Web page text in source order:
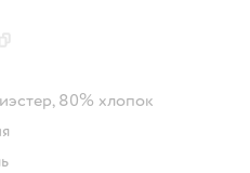
80% хлопок